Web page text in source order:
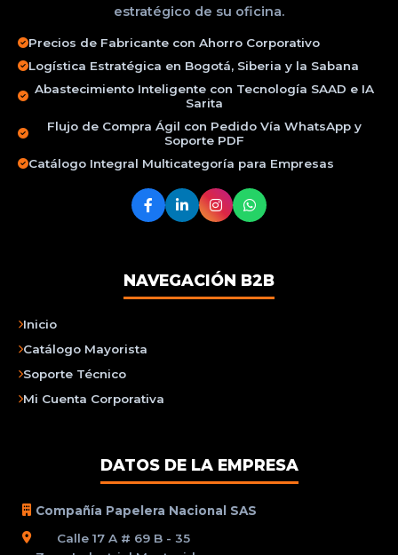
estratégico de su oficina.
Precios de Fabricante con Ahorro Corporativo
Logística Estratégica en Bogotá, Siberia y la Sabana
Abastecimiento Inteligente con Tecnología SAAD e IA
Sarita
Flujo de Compra Ágil con Pedido Vía WhatsApp y
Soporte PDF
Catálogo Integral Multicategoría para Empresas
NAVEGACIÓN B2B
Inicio
Catálogo Mayorista
Soporte Técnico
Mi Cuenta Corporativa
DATOS DE LA EMPRESA
Compañía Papelera Nacional SAS
Calle 17 A # 69 B - 35